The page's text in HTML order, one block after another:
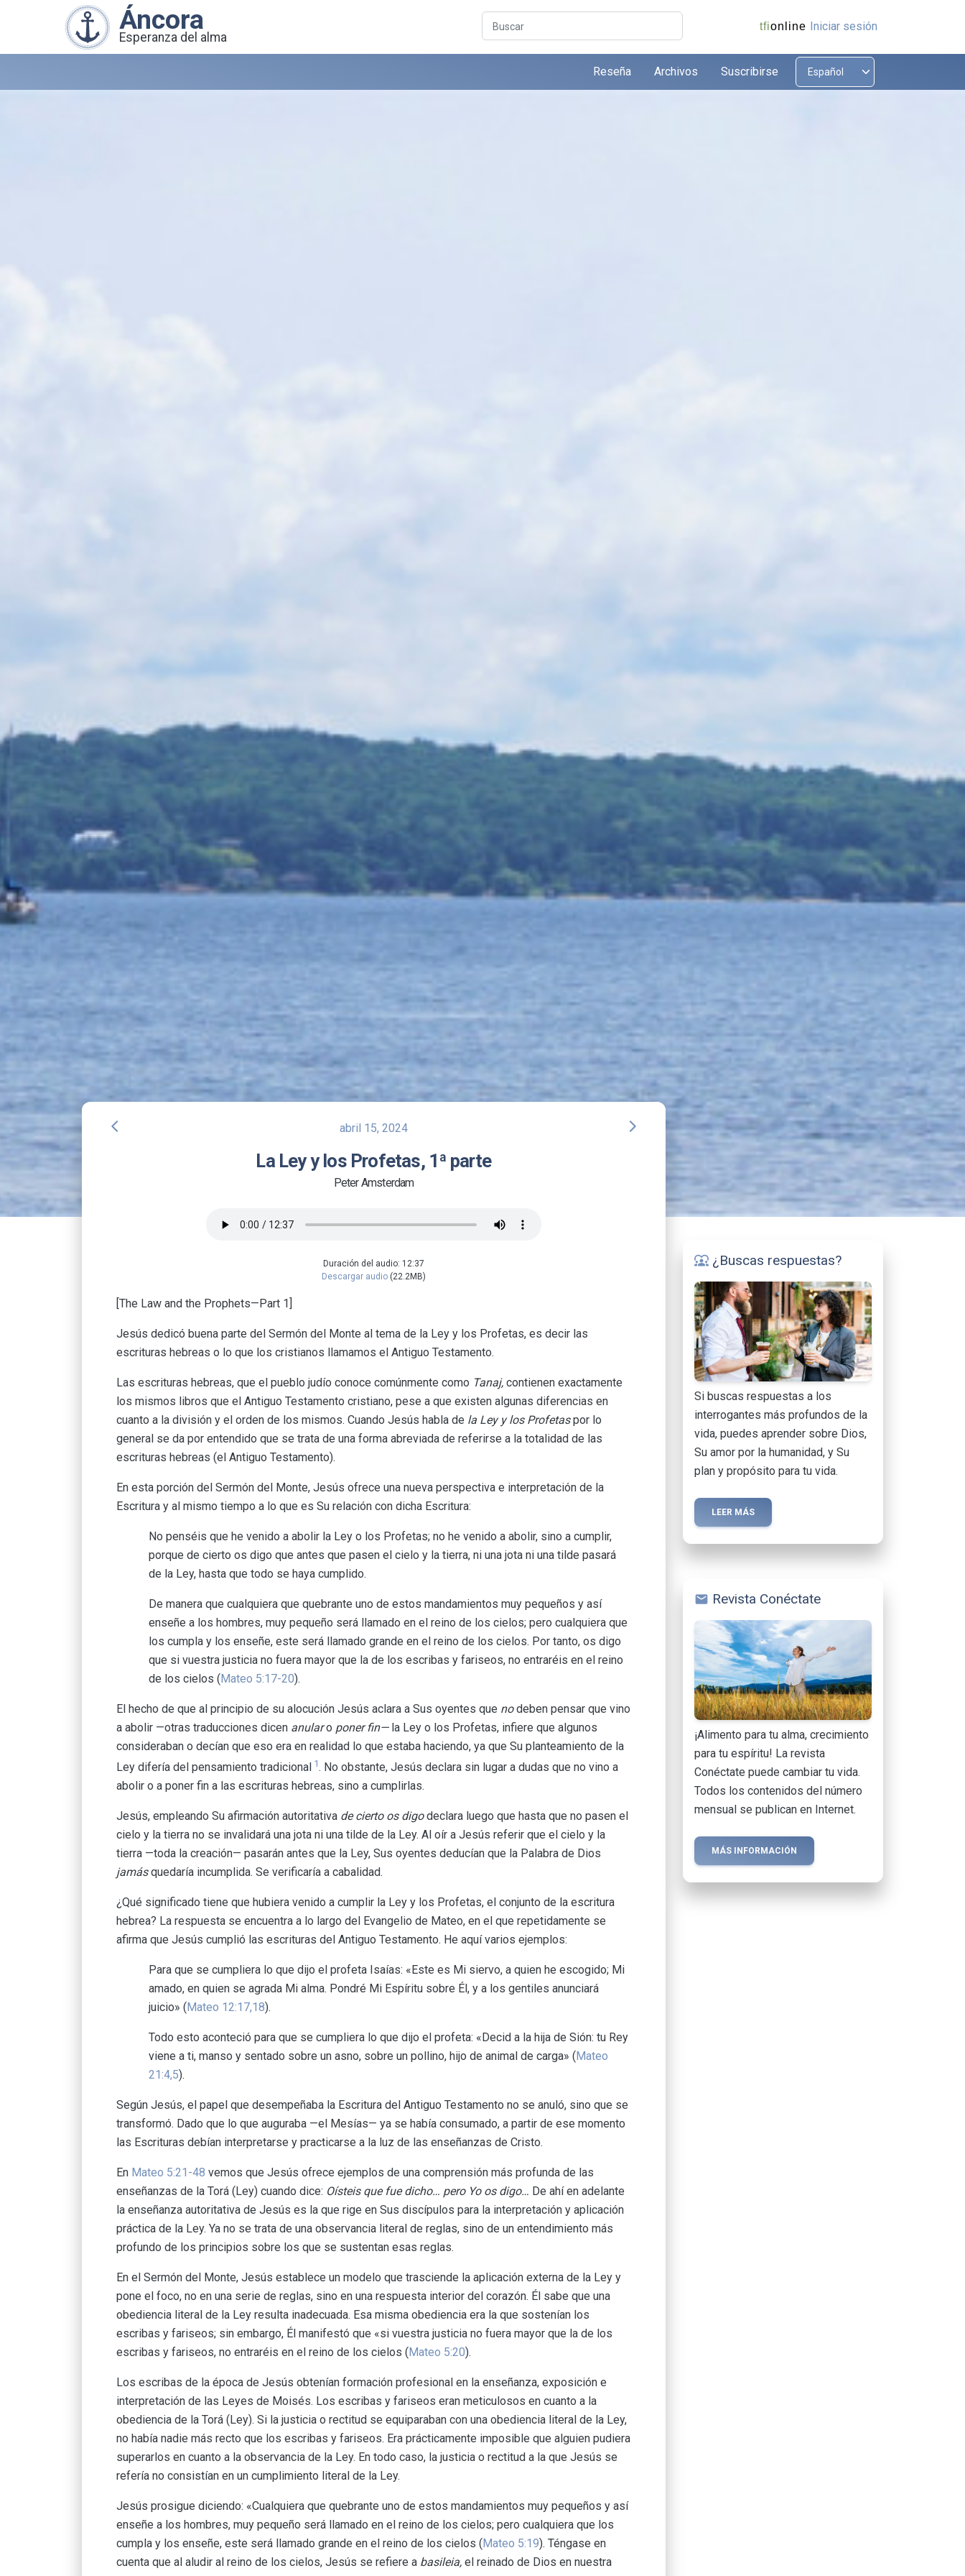
Áncora
Esperanza del alma
Buscar tfionline Iniciar sesión
Reseña Archivos Suscribirse
arrow_back_ios abril 15, 2024 arrow_forward_ios
La Ley y los Profetas, 1ª parte
Peter Amsterdam
Duración del audio: 12:37
Descargar audio (22.2MB)
[The Law and the Prophets—Part 1]
Jesús dedicó buena parte del Sermón del Monte al tema de la Ley y los Profetas, es decir las
escrituras hebreas o lo que los cristianos llamamos el Antiguo Testamento.
Las escrituras hebreas, que el pueblo judío conoce comúnmente como Tanaj, contienen exactamente
los mismos libros que el Antiguo Testamento cristiano, pese a que existen algunas diferencias en
cuanto a la división y el orden de los mismos. Cuando Jesús habla de la Ley y los Profetaspor lo
general se da por entendido que se trata de una forma abreviada de referirse a la totalidad de las
escrituras hebreas (el Antiguo Testamento).
En esta porción del Sermón del Monte, Jesús ofrece una nueva perspectiva e interpretación de la
Escritura y al mismo tiempo a lo que es Su relación con dicha Escritura:
No penséis que he venido a abolir la Ley o los Profetas; no he venido a abolir, sino a cumplir,
porque de cierto os digo que antes que pasen el cielo y la tierra, ni una jota ni una tilde pasará
de la Ley, hasta que todo se haya cumplido.
De manera que cualquiera que quebrante uno de estos mandamientos muy pequeños y así
enseñe a los hombres, muy pequeño será llamado en el reino de los cielos; pero cualquiera que
los cumpla y los enseñe, este será llamado grande en el reino de los cielos. Por tanto, os digo
que si vuestra justicia no fuera mayor que la de los escribas y fariseos, no entraréis en el reino
de los cielos (Mateo 5:17-20).
El hecho de que al principio de su alocución Jesús aclara a Sus oyentes que nodeben pensar que vino
a abolir —otras traducciones dicen anularo poner fin—la Ley o los Profetas, infiere que algunos
consideraban o decían que eso era en realidad lo que estaba haciendo, ya que Su planteamiento de la
Ley difería del pensamiento tradicional 1. No obstante, Jesús declara sin lugar a dudas que no vino a
abolir o a poner fin a las escrituras hebreas, sino a cumplirlas.
Jesús, empleando Su afirmación autoritativa de cierto os digodeclara luego que hasta que no pasen el
cielo y la tierra no se invalidará una jota ni una tilde de la Ley. Al oír a Jesús referir que el cielo y la
tierra —toda la creación— pasarán antes que la Ley, Sus oyentes deducían que la Palabra de Dios
jamásquedaría incumplida. Se verificaría a cabalidad.
¿Qué significado tiene que hubiera venido a cumplir la Ley y los Profetas, el conjunto de la escritura
hebrea? La respuesta se encuentra a lo largo del Evangelio de Mateo, en el que repetidamente se
afirma que Jesús cumplió las escrituras del Antiguo Testamento. He aquí varios ejemplos:
Para que se cumpliera lo que dijo el profeta Isaías: «Este es Mi siervo, a quien he escogido; Mi
amado, en quien se agrada Mi alma. Pondré Mi Espíritu sobre Él, y a los gentiles anunciará
juicio» ( Mateo 12:17,18).
Todo esto aconteció para que se cumpliera lo que dijo el profeta: «Decid a la hija de Sión: tu Rey
viene a ti, manso y sentado sobre un asno, sobre un pollino, hijo de animal de carga» ( Mateo
21:4,5).
Según Jesús, el papel que desempeñaba la Escritura del Antiguo Testamento no se anuló, sino que se
transformó. Dado que lo que auguraba —el Mesías— ya se había consumado, a partir de ese momento
las Escrituras debían interpretarse y practicarse a la luz de las enseñanzas de Cristo.
En Mateo 5:21-48 vemos que Jesús ofrece ejemplos de una comprensión más profunda de las
enseñanzas de la Torá (Ley) cuando dice: Oísteis que fue dicho… pero Yo os digo… De ahí en adelante
la enseñanza autoritativa de Jesús es la que rige en Sus discípulos para la interpretación y aplicación
práctica de la Ley. Ya no se trata de una observancia literal de reglas, sino de un entendimiento más
profundo de los principios sobre los que se sustentan esas reglas.
En el Sermón del Monte, Jesús establece un modelo que trasciende la aplicación externa de la Ley y
pone el foco, no en una serie de reglas, sino en una respuesta interior del corazón. Él sabe que una
obediencia literal de la Ley resulta inadecuada. Esa misma obediencia era la que sostenían los
escribas y fariseos; sin embargo, Él manifestó que «si vuestra justicia no fuera mayor que la de los
escribas y fariseos, no entraréis en el reino de los cielos ( Mateo 5:20).
Los escribas de la época de Jesús obtenían formación profesional en la enseñanza, exposición e
interpretación de las Leyes de Moisés. Los escribas y fariseos eran meticulosos en cuanto a la
obediencia de la Torá (Ley). Si la justicia o rectitud se equiparaban con una obediencia literal de la Ley,
no había nadie más recto que los escribas y fariseos. Era prácticamente imposible que alguien pudiera
superarlos en cuanto a la observancia de la Ley. En todo caso, la justicia o rectitud a la que Jesús se
refería no consistían en un cumplimiento literal de la Ley.
Jesús prosigue diciendo: «Cualquiera que quebrante uno de estos mandamientos muy pequeños y así
enseñe a los hombres, muy pequeño será llamado en el reino de los cielos; pero cualquiera que los
cumpla y los enseñe, este será llamado grande en el reino de los cielos ( Mateo 5:19). Téngase en
cuenta que al aludir al reino de los cielos, Jesús se refiere a basileia, el reinado de Dios en nuestra
diversity_1 ¿Buscas respuestas?
Si buscas respuestas a los
interrogantes más profundos de la
vida, puedes aprender sobre Dios,
Su amor por la humanidad, y Su
plan y propósito para tu vida.
LEER MÁS
mail Revista Conéctate
¡Alimento para tu alma, crecimiento
para tu espíritu! La revista
Conéctate puede cambiar tu vida.
Todos los contenidos del número
mensual se publican en Internet.
MÁS INFORMACIÓN